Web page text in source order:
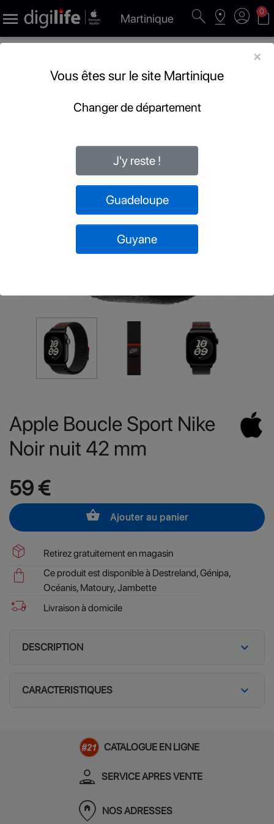
 Martinique search pin_drop account_circle shopping_bag
0
Apple Boucle Sport Nike
Noir nuit 42 mm
59 €
shopping_basket Ajouter au panier
package_2 Retirez gratuitement en magasin
shopping_bag
Ce produit est disponible à Destreland, Génipa,
Océanis, Matoury, Jambette
delivery_truck_bolt Livraison à domicile
DESCRIPTION expand_more
CARACTERISTIQUES expand_more
CATALOGUE EN LIGNE
person_apron SERVICE APRES VENTE
home_pin NOS ADRESSES
×
Vous êtes sur le site Martinique
Changer de département
J'y reste !
Guadeloupe
Guyane